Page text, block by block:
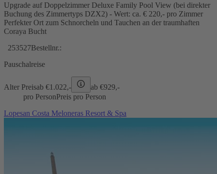
Upgrade auf Doppelzimmer Deluxe Family Pool View (bei direkter
Buchung des Zimmertyps DZX2) - Wert: ca. € 220,- pro Zimmer
Perfekter Ort zum Schnorcheln und Tauchen an der traumhaften
Coraya Bucht
253527Bestellnr.:
Pauschalreise
Alter Preisab €1.022,- ab €929,-
pro PersonPreis pro Person
Lopesan Costa Meloneras Resort & Spa